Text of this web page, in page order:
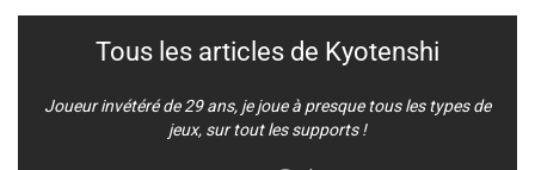
Tous les articles de Kyotenshi
Joueur invétéré de 29 ans, je joue à presque tous les types de
jeux, sur tout les supports !